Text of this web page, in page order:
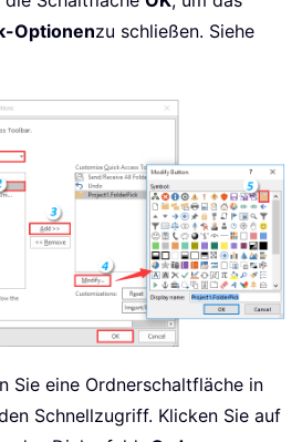
Optionenzu schließen. Siehe
Sie eine Ordnerschaltfläche in
Schnellzugriff. Klicken Sie auf